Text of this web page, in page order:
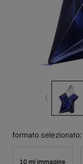
formato selezionato:
10 ml immagine